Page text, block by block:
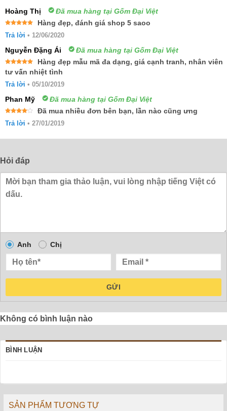
Hoàng Thị Đã mua hàng tại Gốm Đại Việt
hạng55
Hàng đẹp, đánh giá shop 5 saoo
Trả lời • 12/06/2020
Nguyễn Đặng Ái Đã mua hàng tại Gốm Đại Việt
Được xếp
hạng55
sao
Hàng đẹp mẫu mã đa dạng, giá cạnh tranh, nhân viên
tư vấn nhiệt tình
Trả lời • 05/10/2019
Phan Mỹ Đã mua hàng tại Gốm Đại Việt
xếp
Đã mua nhiều đơn bên bạn, lần nào cũng ưng
Trả lời • 27/01/2019
Hỏi đáp
Anh Chị
GỬI
Không có bình luận nào
BÌNH LUẬN
SẢN PHẨM TƯƠNG TỰ